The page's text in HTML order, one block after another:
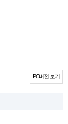
PC버전 보기